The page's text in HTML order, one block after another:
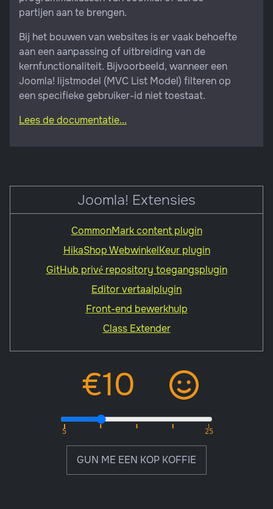
partijen aan te brengen.
Bij het bouwen van websites is er vaak behoefte
aan een aanpassing of uitbreiding van de
kernfunctionaliteit. Bijvoorbeeld, wanneer een
Joomla! lijstmodel (MVC List Model) filteren op
een specifieke gebruiker-id niet toestaat.
Lees de documentatie...
Joomla! Extensies
CommonMark content plugin
HikaShop WebwinkelKeur plugin
GitHub privé repository toegangsplugin
Editor vertaalplugin
Front-end bewerkhulp
Class Extender
GUN ME EEN KOP KOFFIE